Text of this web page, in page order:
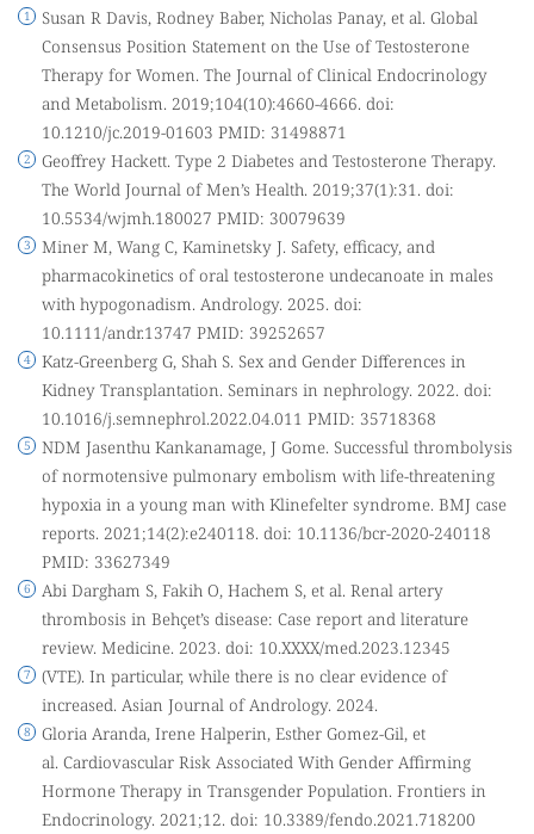
Susan R Davis, Rodney Baber, Nicholas Panay, et al. Global
Consensus Position Statement on the Use of Testosterone
Therapy for Women. The Journal of Clinical Endocrinology
and Metabolism. 2019;104(10):4660-4666. doi:
10.1210/jc.2019-01603 PMID: 31498871
Geoffrey Hackett. Type 2 Diabetes and Testosterone Therapy.
The World Journal of Men’s Health. 2019;37(1):31. doi:
10.5534/wjmh.180027 PMID: 30079639
Miner M, Wang C, Kaminetsky J. Safety, efficacy, and
pharmacokinetics of oral testosterone undecanoate in males
with hypogonadism. Andrology. 2025. doi:
10.1111/andr.13747 PMID: 39252657
Katz-Greenberg G, Shah S. Sex and Gender Differences in
Kidney Transplantation. Seminars in nephrology. 2022. doi:
10.1016/j.semnephrol.2022.04.011 PMID: 35718368
NDM Jasenthu Kankanamage, J Gome. Successful thrombolysis
of normotensive pulmonary embolism with life-threatening
hypoxia in a young man with Klinefelter syndrome. BMJ case
reports. 2021;14(2):e240118. doi: 10.1136/bcr-2020-240118
PMID: 33627349
Abi Dargham S, Fakih O, Hachem S, et al. Renal artery
thrombosis in Behçet’s disease: Case report and literature
review. Medicine. 2023. doi: 10.XXXX/med.2023.12345
(VTE). In particular, while there is no clear evidence of
increased. Asian Journal of Andrology. 2024.
Gloria Aranda, Irene Halperin, Esther Gomez-Gil, et
al. Cardiovascular Risk Associated With Gender Affirming
Hormone Therapy in Transgender Population. Frontiers in
Endocrinology. 2021;12. doi: 10.3389/fendo.2021.718200